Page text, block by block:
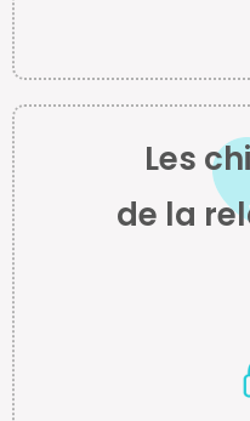
Les
de la